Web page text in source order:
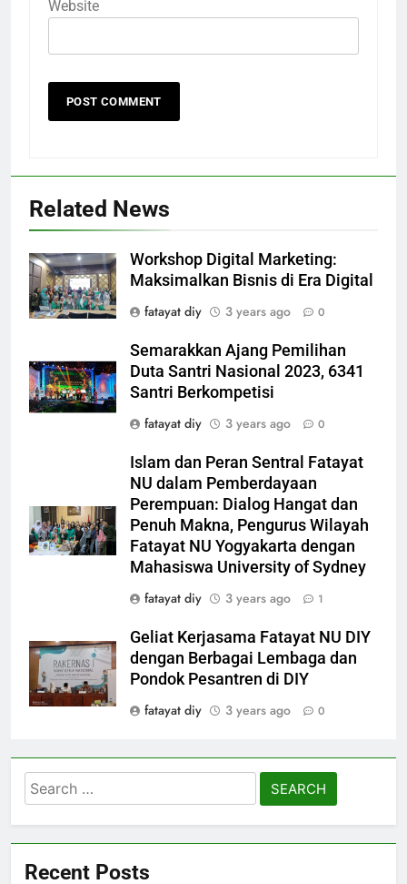
Website
Related News
Workshop Digital Marketing:
Maksimalkan Bisnis di Era Digital
fatayat diy
3 years ago 0
Semarakkan Ajang Pemilihan
Duta Santri Nasional 2023, 6341
Santri Berkompetisi
fatayat diy
3 years ago 0
Islam dan Peran Sentral Fatayat
NU dalam Pemberdayaan
Perempuan: Dialog Hangat dan
Penuh Makna, Pengurus Wilayah
Fatayat NU Yogyakarta dengan
Mahasiswa University of Sydney
fatayat diy
3 years ago 1
Geliat Kerjasama Fatayat NU DIY
dengan Berbagai Lembaga dan
Pondok Pesantren di DIY
fatayat diy
3 years ago 0
Search
for:
Recent Posts